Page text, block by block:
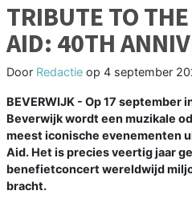
TRIBUTE TO
AID: 40TH
Door Redactie op 4 september
BEVERWIJK - Op 17 september
Beverwijk wordt een muzikale
meest iconische evenementen
Aid. Het is precies veertig jaar
benefietconcert wereldwijd
bracht.